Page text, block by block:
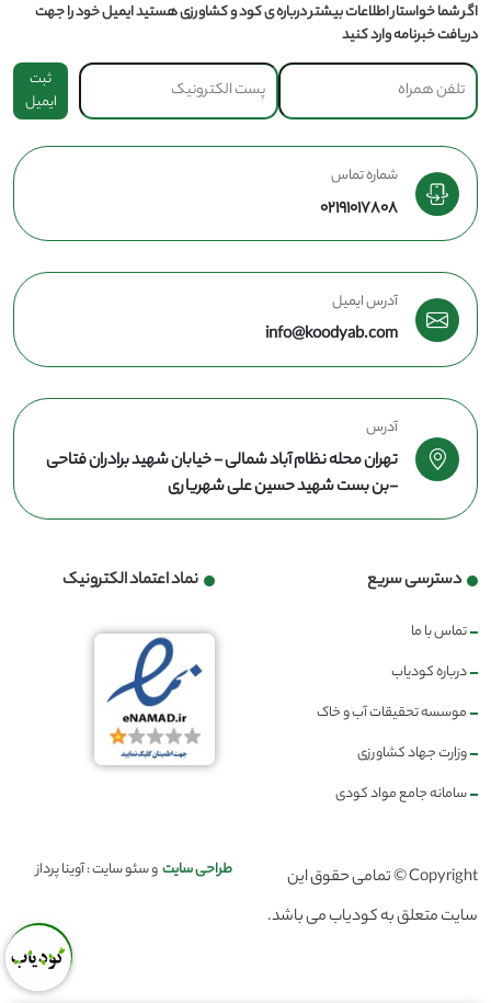
اگر شما خواستار اطلاعات بیشتر درباره ی کود و کشاورزی هستید ایمیل خود را جهت
دریافت خبرنامه وارد کنید
ثبت
ایمیل
شماره تماس
02191017808
آدرس ایمیل
info@koodyab.com
آدرس
تهران محله نظام آباد شمالی - خیابان شهید برادران فتاحی
-بن بست شهید حسین علی شهریاری
دسترسی سریع
تماس با ما
درباره کودیاب
موسسه تحقیقات آب و خاک
وزارت جهاد کشاورزی
سامانه جامع مواد کودی
نماد اعتماد الکترونیک
Copyright © تمامی حقوق این
سایت متعلق به کودیاب می باشد.
طراحی سایتو سئو سایت : آوینا پرداز